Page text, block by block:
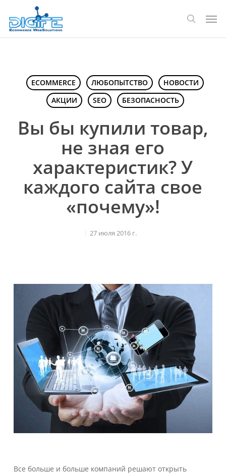
основному
поиск
ECOMMERCE ЛЮБОПЫТСТВО
НОВОСТИ
АКЦИИ
SEO БЕЗОПАСНОСТЬ
Вы бы купили товар,
не зная его
характеристик? У
каждого сайта свое
«почему»!
27 июля 2016 г.
Все больше и больше компаний решают открыть